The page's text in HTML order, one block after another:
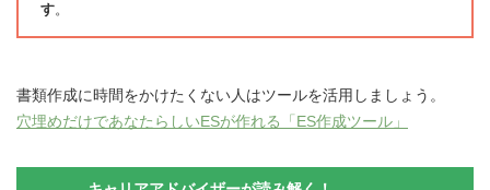
す。
書類作成に時間をかけたくない人はツールを活用しましょう。
穴埋めだけであなたらしいESが作れる「ES作成ツール」